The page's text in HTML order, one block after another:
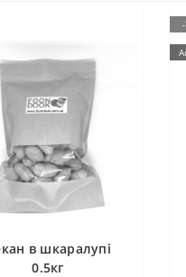
в шкаралупі
0.5кг